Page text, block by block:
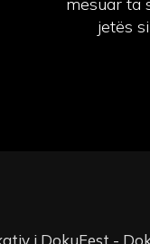
jetës
i DokuFest -